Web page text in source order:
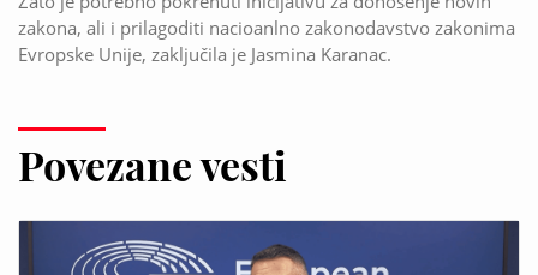
zakona, ali i prilagoditi nacioanlno zakonodavstvo zakonima
Evropske Unije, zaključila je Jasmina Karanac.
Povezane vesti